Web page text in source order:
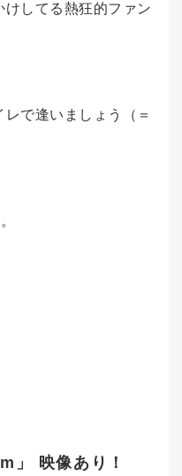
けしてる熱狂的ファン
レで逢いましょう（＝
」 映像あり！